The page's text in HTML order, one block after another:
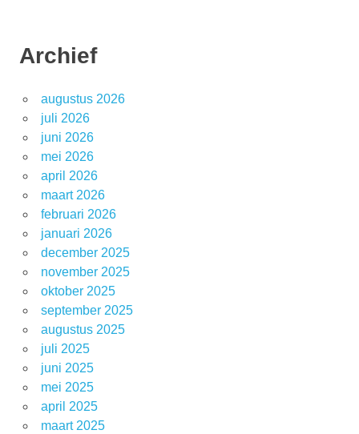
Archief
augustus 2026
juli 2026
juni 2026
mei 2026
april 2026
maart 2026
februari 2026
januari 2026
december 2025
november 2025
oktober 2025
september 2025
augustus 2025
juli 2025
juni 2025
mei 2025
april 2025
maart 2025